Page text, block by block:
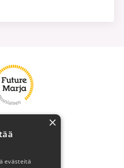
×
evästeitä